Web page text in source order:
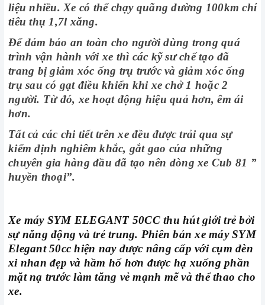
liệu nhiều. Xe có thể chạy quãng đường 100km chỉ
tiêu thụ 1,7l xăng.
Để đảm bảo an toàn cho người dùng trong quá
trình vận hành với xe thì các kỹ sư chế tạo đã
trang bị giảm xóc ống trụ trước và giảm xóc ống
trụ sau có gạt điều khiển khi xe chở 1 hoặc 2
người. Từ đó, xe hoạt động hiệu quả hơn, êm ái
hơn.
Tất cả các chi tiết trên xe đều được trải qua sự
kiểm định nghiêm khắc, gắt gao của những
chuyên gia hàng đầu đã tạo nên dòng xe Cub 81 ”
huyền thoại”.
Xe máy SYM ELEGANT 50CC thu hút giới trẻ bởi
sự năng động và trẻ trung. Phiên bản xe máy SYM
Elegant 50cc hiện nay được nâng cấp với cụm đèn
xi nhan đẹp và hầm hố hơn được hạ xuống phần
mặt nạ trước làm tăng vẻ mạnh mẽ và thể thao cho
xe.